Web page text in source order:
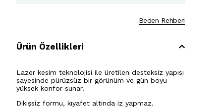
Beden Rehberi
Ürün Özellikleri
Lazer kesim teknolojisi ile üretilen desteksiz yapısı
sayesinde pürüzsüz bir görünüm ve gün boyu
yüksek konfor sunar.
Dikişsiz formu, kıyafet altında iz yapmaz.